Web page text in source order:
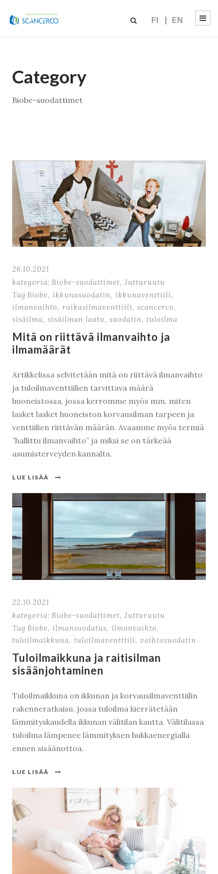
FI EN
Category
Biobe-suodattimet
26.10.2021
kategoria: Biobe-suodattimet, Jutturuutu
Tag Biobe, ikkunasuodatin, ikkunaventtiili,
ilmanvaihto, raikasilmaventtiili, scancerco,
sisäilma, sisäilman laatu, suodatin, tuloilma
Mitä on riittävä ilmanvaihto ja
ilmamäärät
Artikkelissa selvitetään mitä on riittävä ilmanvaihto
ja tuloilmaventtiilien tarvittava määrä
huoneistossa, jossa kerromme myös mm. miten
lasket lasket huoneiston korvausilman tarpeen ja
venttiilien riittävän määrän. Avaamme myös termiä
”hallittu ilmanvaihto” ja miksi se on tärkeää
asumisterveyden kannalta.
LUE LISÄÄ
22.10.2021
kategoria: Biobe-suodattimet, Jutturuutu
Tag Biobe, ilmansuodatus, ilmanvaihto,
tuloilmaikkuna, tuloilmaventtiili, vaihtosuodatin
Tuloilmaikkuna ja raitisilman
sisäänjohtaminen
Tuloilmaikkuna on ikkunan ja korvausilmaventtiilin
rakenneratkaisu, jossa tuloilma kierrätetään
lämmityskaudella ikkunan välitilan kautta. Välitilassa
tuloilma lämpenee lämmityksen hukkaenergialla
ennen sisäänottoa.
LUE LISÄÄ
Kirjaudu